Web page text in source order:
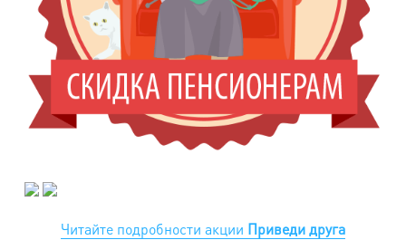
Читайте подробности акции Приведи друга